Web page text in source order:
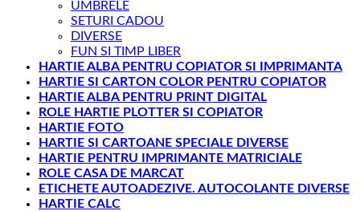
UMBRELE
SETURI CADOU
DIVERSE
FUN SI TIMP LIBER
HARTIE ALBA PENTRU COPIATOR SI IMPRIMANTA
HARTIE SI CARTON COLOR PENTRU COPIATOR
HARTIE ALBA PENTRU PRINT DIGITAL
ROLE HARTIE PLOTTER SI COPIATOR
HARTIE FOTO
HARTIE SI CARTOANE SPECIALE DIVERSE
HARTIE PENTRU IMPRIMANTE MATRICIALE
ROLE CASA DE MARCAT
ETICHETE AUTOADEZIVE. AUTOCOLANTE DIVERSE
HARTIE CALC